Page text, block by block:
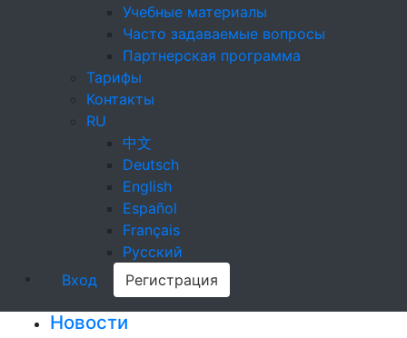
Учебные материалы
Часто задаваемые вопросы
Партнерская программа
Тарифы
Контакты
RU
中文
Deutsch
English
Español
Français
Русский
Вход
Регистрация
Новости